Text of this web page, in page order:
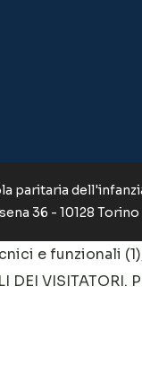
paritaria
36 - 10128 Torino
e funzionali
DEI